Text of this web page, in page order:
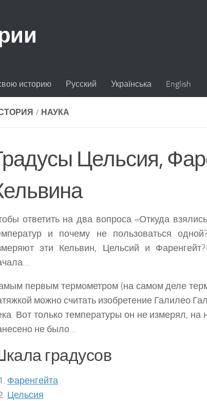
историю Русский Українська English
/ НАУКА
Цельсия,
ответить на два вопроса«Откуда
и почему не пользоваться
эти Кельвин, Цельсий и
первым термометром (на самом деле
можно считать изобретение Галилео
Вот только температуры он не измерял, на
не было…
градусов
Фаренгейта
Цельсия